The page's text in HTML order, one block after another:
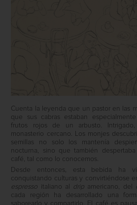
Cuenta la leyenda que un pastor en las
que sus cabras estaban
frutos rojos de un arbusto.
monasterio cercano. Los monjes
semillas no solo los mantenía
nocturna, sino que también
café, tal como lo conocemos.
Desde entonces, esta bebida ha
conquistando culturas y convirtiéndose
espresso italiano al drip americano, del
cada región ha desarrollado una
saborearlo y compartirlo. El café es